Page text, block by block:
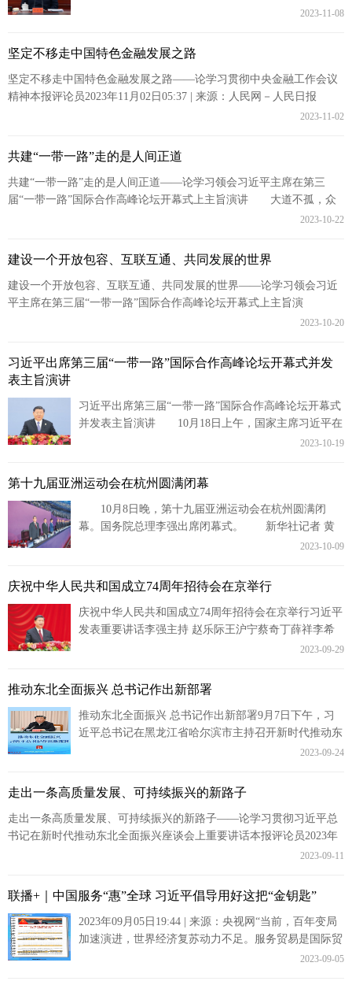
在经历的新时代故事。” 2022年10月23日，北京人
2023-11-08
坚定不移走中国特色金融发展之路
坚定不移走中国特色金融发展之路——论学习贯彻中央金融工作会议
精神本报评论员2023年11月02日05:37 | 来源：人民网－人民日报
2023-11-02
共建“一带一路”走的是人间正道
共建“一带一路”走的是人间正道——论学习领会习近平主席在第三
届“一带一路”国际合作高峰论坛开幕式上主旨演讲 大道不孤，众
2023-10-22
建设一个开放包容、互联互通、共同发展的世界
建设一个开放包容、互联互通、共同发展的世界——论学习领会习近
平主席在第三届“一带一路”国际合作高峰论坛开幕式上主旨演
2023-10-20
习近平出席第三届“一带一路”国际合作高峰论坛开幕式并发
表主旨演讲
习近平出席第三届“一带一路”国际合作高峰论坛开幕式
并发表主旨演讲 10月18日上午，国家主席习近平在
北京人民大会堂出席第三届“一带一路”国际合作高峰论
2023-10-19
第十九届亚洲运动会在杭州圆满闭幕
10月8日晚，第十九届亚洲运动会在杭州圆满闭
幕。国务院总理李强出席闭幕式。 新华社记者 黄
敬文摄 本报杭州10月8日电亚运聚欢潮，璀璨共此
2023-10-09
庆祝中华人民共和国成立74周年招待会在京举行
庆祝中华人民共和国成立74周年招待会在京举行习近平
发表重要讲话李强主持 赵乐际王沪宁蔡奇丁薛祥李希
韩正出席2023年09月29日05:47 | 来源：人民网－人...
2023-09-29
推动东北全面振兴 总书记作出新部署
推动东北全面振兴 总书记作出新部署9月7日下午，习
近平总书记在黑龙江省哈尔滨市主持召开新时代推动东
北全面振兴座谈会，强调牢牢把握东北的重要使命，奋
2023-09-24
走出一条高质量发展、可持续振兴的新路子
走出一条高质量发展、可持续振兴的新路子——论学习贯彻习近平总
书记在新时代推动东北全面振兴座谈会上重要讲话本报评论员2023年
2023-09-11
联播+｜中国服务“惠”全球 习近平倡导用好这把“金钥匙”
2023年09月05日19:44 | 来源：央视网“当前，百年变局
加速演进，世界经济复苏动力不足。服务贸易是国际贸
易的重要组成部分，服务业是国际经贸合作的重要领...
2023-09-05